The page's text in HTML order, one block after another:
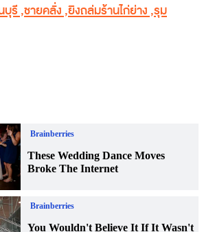
บุรี,ชายคลั่ง ,ยิงถล่มร้านไก่ย่าง ,รุม